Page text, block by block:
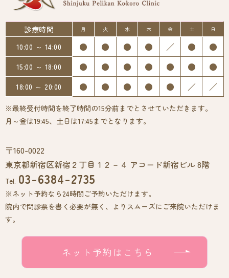
診療時間 月 火 水 木 金 土 日
10:00 ～ 14:00 ● ● ● ● ／ ● ●
15:00 ～ 18:00 ● ● ● ● ● ● ●
18:00 ～ 20:00 ● ● ● ● ● ／ ／
※最終受付時間を終了時間の15分前までとさせていただきます。
月～金は19:45、土日は17:45までとなります。
〒160-0022
東京都新宿区新宿２丁目１２－４ アコード新宿ビル 8階
Tel. 03-6384-2735
※ネット予約なら24時間ご予約いただけます。
院内で問診票を書く必要が無く、よりスムーズにご来院いただけま
す。
ネット予約はこちら